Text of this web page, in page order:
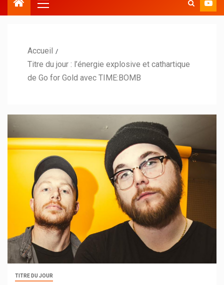
Accueil
Titre du jour : l’énergie explosive et cathartique
de Go for Gold avec TIME:BOMB
TITRE DU JOUR